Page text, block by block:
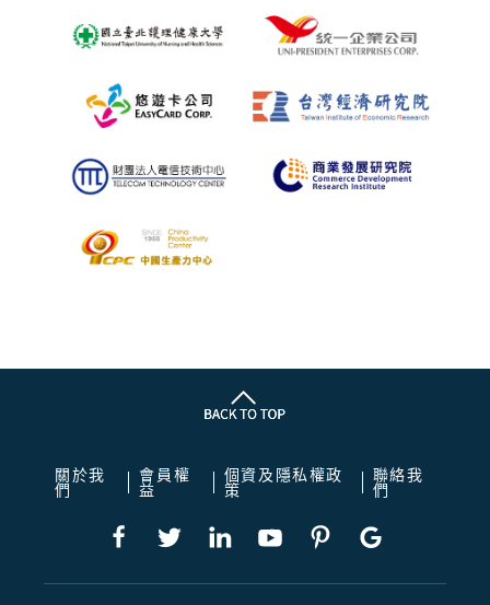
關於我
們
會員權
益
個資及隱私權政
策
聯絡我
們